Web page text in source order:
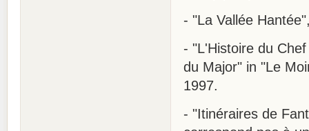
- "La Vallée
- "L'Histoire du
du Major" in "Le
1997.
- "Itinéraires de